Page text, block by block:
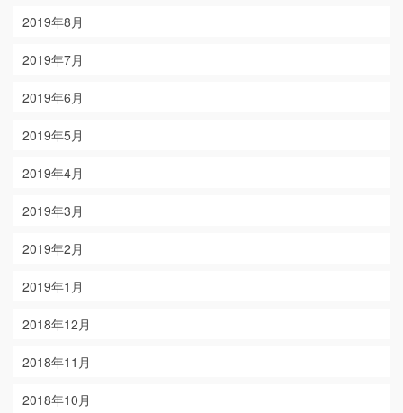
2019年8月
2019年7月
2019年6月
2019年5月
2019年4月
2019年3月
2019年2月
2019年1月
2018年12月
2018年11月
2018年10月